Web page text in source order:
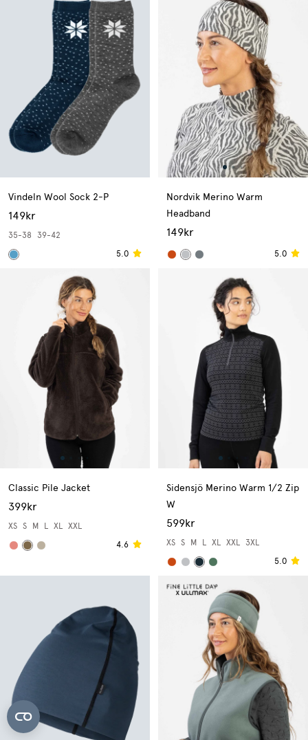
Vindeln Wool Sock 2-P
149kr
35-38
39-42
5.0
Nordvik Merino Warm
Headband
149kr
5.0
Classic Pile Jacket
399kr
XS S M L XL
XXL
4.6
Sidensjö Merino Warm 1/2 Zip
W
599kr
XS S M L XL XXL
3XL
5.0